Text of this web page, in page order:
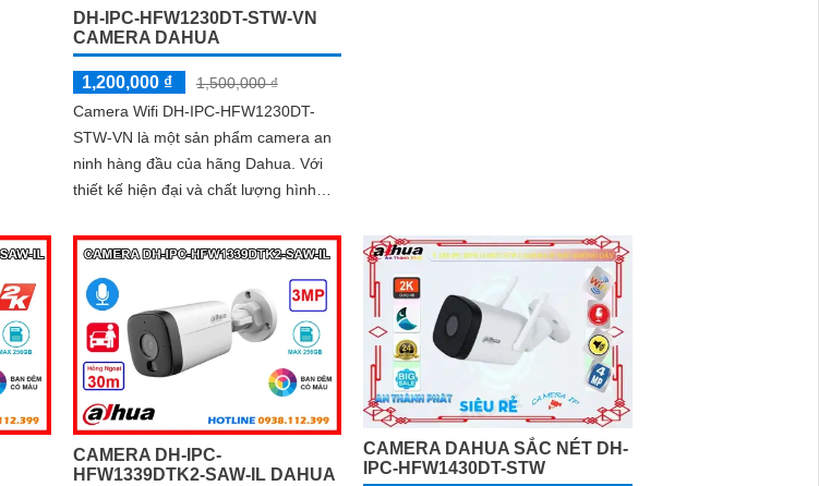
DH-IPC-HFW1230DT-STW-VN
CAMERA DAHUA
1,200,000 ₫
1,500,000 ₫
Camera Wifi DH-IPC-HFW1230DT-
STW-VN là một sản phẩm camera an
ninh hàng đầu của hãng Dahua. Với
thiết kế hiện đại và chất lượng hình
chọn lý tưởng cho việc giám sát và
nhiều nơi khác
CAMERA DH-IPC-
HFW1339DTK2-SAW-IL DAHUA
CAMERA DAHUA SẮC NÉT DH-
IPC-HFW1430DT-STW